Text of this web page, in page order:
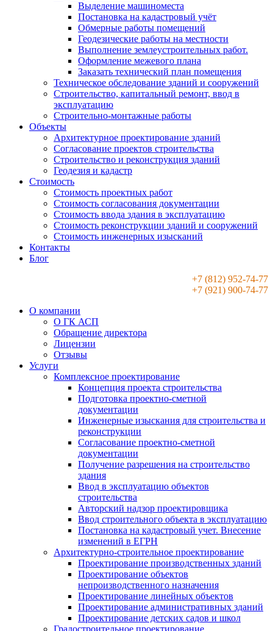
Выделение машиноместа
Постановка на кадастровый учёт
Обмерные работы помещений
Геодезические работы на местности
Выполнение землеустроительных работ.
Оформление межевого плана
Заказать технический план помещения
Техническое обследование зданий и сооружений
Строительство, капитальный ремонт, ввод в
эксплуатацию
Строительно-монтажные работы
Объекты
Архитектурное проектирование зданий
Согласование проектов строительства
Строительство и реконструкция зданий
Геодезия и кадастр
Стоимость
Стоимость проектных работ
Стоимость согласования документации
Стоимость ввода здания в эксплуатацию
Стоимость реконструкции зданий и сооружений
Стоимость инженерных изысканий
Контакты
Блог
+7 (812) 952-74-77
+7 (921) 900-74-77
О компании
О ГК АСП
Обращение директора
Лицензии
Отзывы
Услуги
Комплексное проектирование
Концепция проекта строительства
Подготовка проектно-сметной
документации
Инженерные изыскания для строительства и
реконструкции
Согласование проектно-сметной
документации
Получение разрешения на строительство
здания
Ввод в эксплуатацию объектов
строительства
Авторский надзор проектировщика
Ввод строительного объекта в эксплуатацию
Постановка на кадастровый учет. Внесение
изменений в ЕГРН
Архитектурно-строительное проектирование
Проектирование производственных зданий
Проектирование объектов
непроизводственного назначения
Проектирование линейных объектов
Проектирование административных зданий
Проектирование детских садов и школ
Градостроительное проектирование